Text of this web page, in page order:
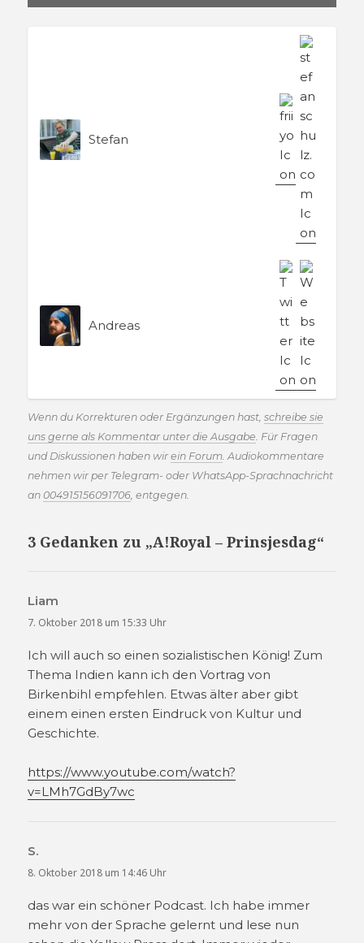
Stefan
Andreas
Wenn du Korrekturen oder Ergänzungen hast,schreibe sie
uns gerne als Kommentar unter die Ausgabe. Für Fragen
und Diskussionen haben wirein Forum. Audiokommentare
nehmen wir per Telegram- oder WhatsApp-Sprachnachricht
an004915156091706, entgegen.
3 Gedanken zu „A!Royal – Prinsjesdag“
Liam
7. Oktober 2018 um 15:33 Uhr
Ich will auch so einen sozialistischen König! Zum
Thema Indien kann ich den Vortrag von
Birkenbihl empfehlen. Etwas älter aber gibt
einem einen ersten Eindruck von Kultur und
Geschichte.
https://www.youtube.com/watch?
v=LMh7GdBy7wc
S.
8. Oktober 2018 um 14:46 Uhr
das war ein schöner Podcast. Ich habe immer
mehr von der Sprache gelernt und lese nun